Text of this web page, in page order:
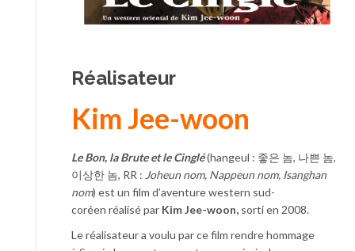
Réalisateur
Kim Jee-woon
Le Bon, la Brute et le Cinglé(hangeul : 좋은 놈, 나쁜 놈,
이상한 놈, RR : Joheun nom, Nappeun nom, Isanghan
nom) est un film d’aventure western sud-
coréen réalisé par Kim Jee-woon, sorti en 2008.
Le réalisateur a voulu par ce film rendre hommage